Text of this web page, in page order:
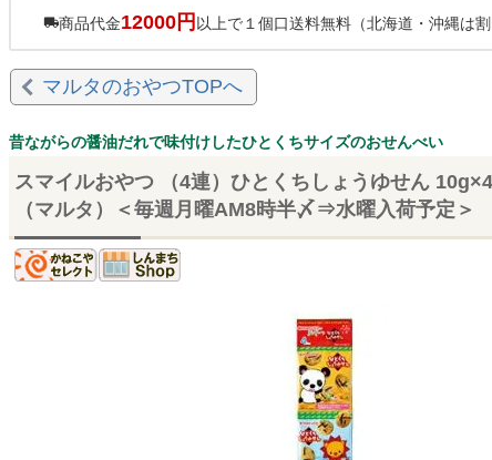
商品代金12000円 以上で１個口送料無料（北海道・沖縄は
マルタのおやつTOPへ
昔ながらの醤油だれで味付けしたひとくちサイズのおせんべい
スマイルおやつ （4連）ひとくちしょうゆせん
（マルタ）＜毎週月曜AM8時半〆⇒水曜入荷予定＞